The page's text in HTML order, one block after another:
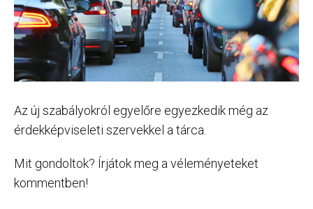
Az új szabályokról egyelőre egyezkedik még az
érdekképviseleti szervekkel a tárca.
Mit gondoltok? Írjátok meg a véleményeteket
kommentben!